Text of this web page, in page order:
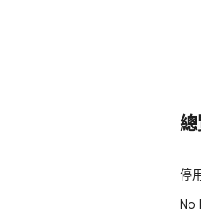
停
No